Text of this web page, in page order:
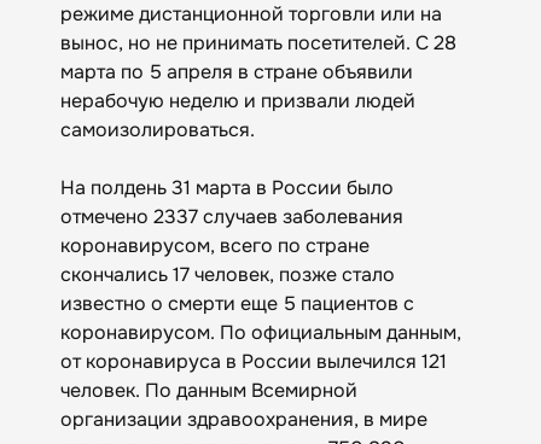
режиме дистанционной торговли или на
вынос, но не принимать посетителей. С 28
марта по 5 апреля в стране объявили
нерабочую неделю и призвали людей
самоизолироваться.
На полдень 31 марта в России было
отмечено 2337 случаев заболевания
коронавирусом, всего по стране
скончались 17 человек, позже стало
известно о смерти еще 5 пациентов с
коронавирусом. По официальным данным,
от коронавируса в России вылечился 121
человек. По данным Всемирной
организации здравоохранения, в мире